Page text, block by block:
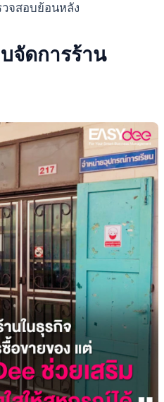
จสอบย้อนหลัง
จัดการร้าน